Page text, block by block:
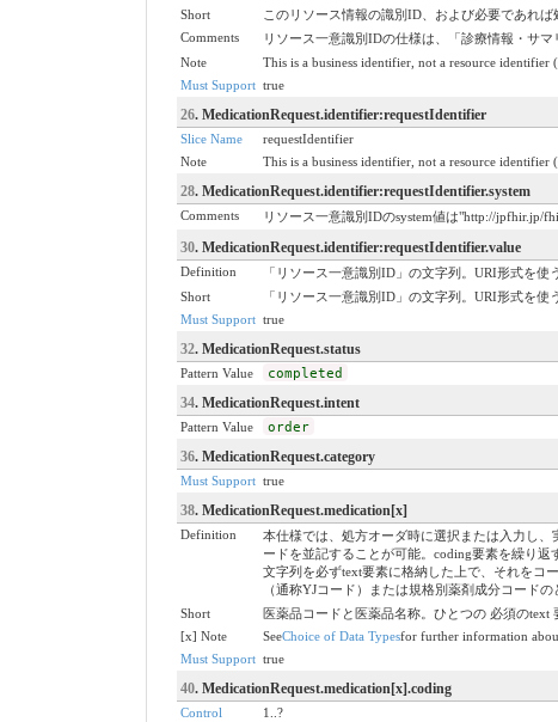
Short
このリソース情報の識別ID、および必要であれ
Comments
リソース一意識別IDの仕様は、「診療情報・サ
Note
This is a business identifier, not a resource identifier
Must Support true
26. MedicationRequest.identifier:requestIdentifier
Slice Name
requestIdentifier
Note
This is a business identifier, not a resource identifier
28. MedicationRequest.identifier:requestIdentifier.system
Comments リソース一意識別IDのsystem値は"http://jpfhir.jp/
30. MedicationRequest.identifier:requestIdentifier.value
Definition
「リソース一意識別ID」の文字列。URI形式を使
Short
「リソース一意識別ID」の文字列。URI形式を使
Must Support true
32. MedicationRequest.status
Pattern Value completed
34. MedicationRequest.intent
Pattern Value order
36. MedicationRequest.category
Must Support true
38. MedicationRequest.medication[x]
Definition
本仕様では、処方オーダ時に選択または入力し
ードを並記することが可能。coding要素を繰り
文字列を必ずtext要素に格納した上で、それをコ
（通称YJコード）または規格別薬剤成分コード
Short
医薬品コードと医薬品名称。ひとつの 必須のtext
[x] Note
SeeChoice of Data Typesfor further information
Must Support true
40. MedicationRequest.medication[x].coding
Control
1..?